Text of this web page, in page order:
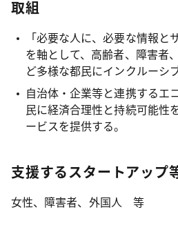
取組
「必要な人に、必要な情報と
を軸として、高齢者、障害者
ど多様な都民にインクルーシ
自治体・企業等と連携するエ
民に経済合理性と持続可能性
ービスを提供する。
支援するスタートアップ
女性、障害者、外国人 等